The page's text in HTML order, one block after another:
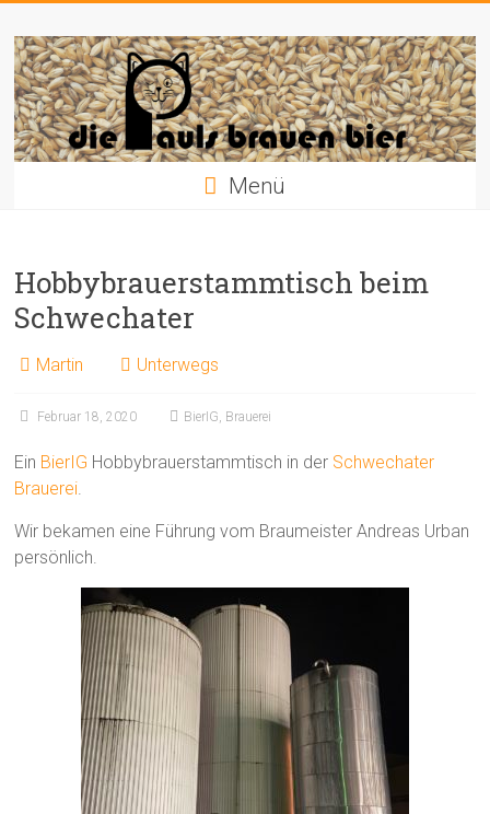
Inhalt
springen
Die
Pauls
brauen
Bier
Menü
Hobbybrauerstammtisch beim
Schwechater
Martin Unterwegs
Februar 18, 2020 BierIG, Brauerei
Ein BierIG Hobbybrauerstammtisch in der Schwechater
Brauerei.
Wir bekamen eine Führung vom Braumeister Andreas Urban
persönlich.